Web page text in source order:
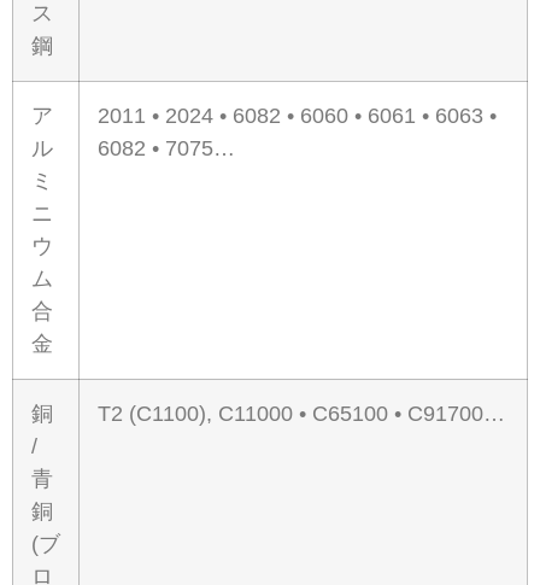
ス
鋼
ア
ル
ミ
ニ
ウ
ム
合
金
2011 • 2024 • 6082 • 6060 • 6061 • 6063 •
6082 • 7075…
銅
/
青
銅
(ブ
ロ
T2 (C1100), C11000 • C65100 • C91700…